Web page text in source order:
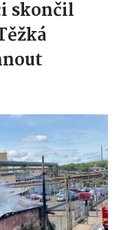
skončil